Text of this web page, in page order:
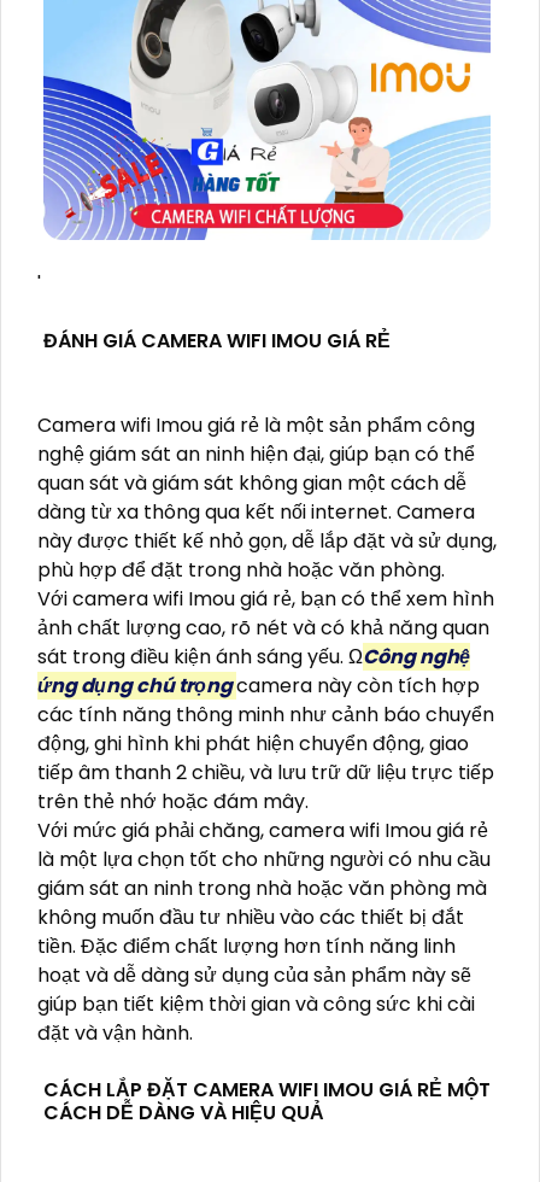
'
ĐÁNH GIÁ CAMERA WIFI IMOU GIÁ RẺ
Camera wifi Imou giá rẻ là một sản phẩm công
nghệ giám sát an ninh hiện đại, giúp bạn có thể
quan sát và giám sát không gian một cách dễ
dàng từ xa thông qua kết nối internet. Camera
này được thiết kế nhỏ gọn, dễ lắp đặt và sử dụng,
phù hợp để đặt trong nhà hoặc văn phòng.
Với camera wifi Imou giá rẻ, bạn có thể xem hình
ảnh chất lượng cao, rõ nét và có khả năng quan
sát trong điều kiện ánh sáng yếu. ΩCông nghệ
ứng dụng chú trọngcamera này còn tích hợp
các tính năng thông minh như cảnh báo chuyển
động, ghi hình khi phát hiện chuyển động, giao
tiếp âm thanh 2 chiều, và lưu trữ dữ liệu trực tiếp
trên thẻ nhớ hoặc đám mây.
Với mức giá phải chăng, camera wifi Imou giá rẻ
là một lựa chọn tốt cho những người có nhu cầu
giám sát an ninh trong nhà hoặc văn phòng mà
không muốn đầu tư nhiều vào các thiết bị đắt
tiền. Đặc điểm chất lượng hơn tính năng linh
hoạt và dễ dàng sử dụng của sản phẩm này sẽ
giúp bạn tiết kiệm thời gian và công sức khi cài
đặt và vận hành.
CÁCH LẮP ĐẶT CAMERA WIFI IMOU GIÁ RẺ MỘT
CÁCH DỄ DÀNG VÀ HIỆU QUẢ